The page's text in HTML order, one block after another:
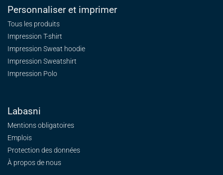
Personnaliser et imprimer
Tous les produits
Impression T-shirt
Impression Sweat hoodie
Impression Sweatshirt
Impression Polo
Labasni
Mentions obligatoires
Emplois
Protection des données
À propos de nous